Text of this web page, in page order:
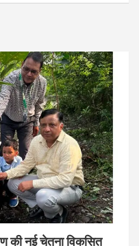
की नई चेतना विकसित